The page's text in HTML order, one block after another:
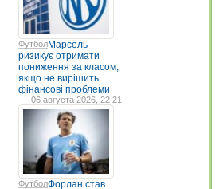
ФутболМарсель
ризикує отримати
пониження за класом,
якщо не вирішить
фінансові проблеми
06 августа 2026, 22:21
ФутболФорлан став